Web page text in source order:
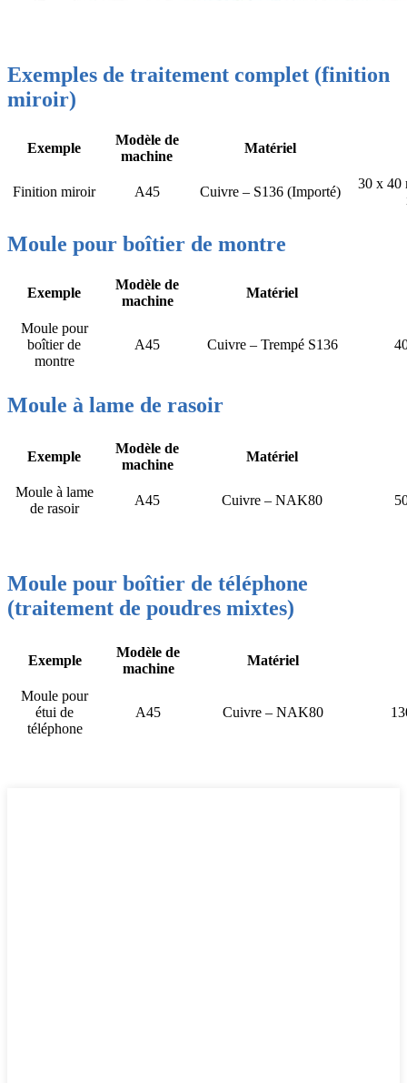
Exemples de traitement complet (finition
miroir)
Exemple
Modèle de
machine
Matériel
Finition miroir A45 Cuivre – S136 (Importé)
30 x 40
Moule pour boîtier de montre
Exemple
Modèle de
machine
Matériel
Moule pour
boîtier de
montre
A45 Cuivre – Trempé S136
Moule à lame de rasoir
Exemple
Modèle de
machine
Matériel
Moule à lame
de rasoir
A45 Cuivre – NAK80
Moule pour boîtier de téléphone
(traitement de poudres mixtes)
Exemple
Modèle de
machine
Matériel
Moule pour
étui de
téléphone
A45 Cuivre – NAK80